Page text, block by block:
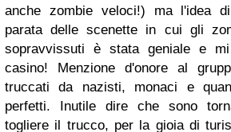
anche zombie veloci!) ma l'idea
parata delle scenette in cui gli
sopravvissuti è stata geniale e
casino! Menzione d'onore al
truccati da nazisti, monaci e
perfetti. Inutile dire che sono
togliere il trucco, per la gioia di